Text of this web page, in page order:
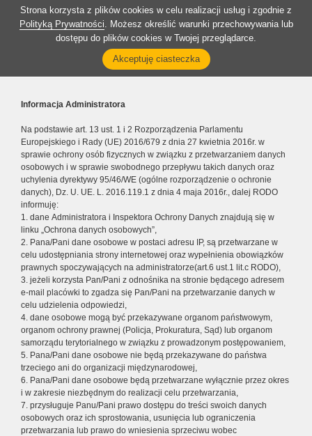
Strona korzysta z plików cookies w celu realizacji usług i zgodnie z
Polityką Prywatności. Możesz określić warunki przechowywania lub
dostępu do plików cookies w Twojej przeglądarce.
Akceptuję ciasteczka
Informacja Administratora
Na podstawie art. 13 ust. 1 i 2 Rozporządzenia Parlamentu
Europejskiego i Rady (UE) 2016/679 z dnia 27 kwietnia 2016r. w
sprawie ochrony osób fizycznych w związku z przetwarzaniem danych
osobowych i w sprawie swobodnego przepływu takich danych oraz
uchylenia dyrektywy 95/46/WE (ogólne rozporządzenie o ochronie
danych), Dz. U. UE. L. 2016.119.1 z dnia 4 maja 2016r., dalej RODO
informuję:
1. dane Administratora i Inspektora Ochrony Danych znajdują się w
linku „Ochrona danych osobowych”,
2. Pana/Pani dane osobowe w postaci adresu IP, są przetwarzane w
celu udostępniania strony internetowej oraz wypełnienia obowiązków
prawnych spoczywających na administratorze(art.6 ust.1 lit.c RODO),
3. jeżeli korzysta Pan/Pani z odnośnika na stronie będącego adresem
e-mail placówki to zgadza się Pan/Pani na przetwarzanie danych w
celu udzielenia odpowiedzi,
4. dane osobowe mogą być przekazywane organom państwowym,
organom ochrony prawnej (Policja, Prokuratura, Sąd) lub organom
samorządu terytorialnego w związku z prowadzonym postępowaniem,
5. Pana/Pani dane osobowe nie będą przekazywane do państwa
trzeciego ani do organizacji międzynarodowej,
6. Pana/Pani dane osobowe będą przetwarzane wyłącznie przez okres
i w zakresie niezbędnym do realizacji celu przetwarzania,
7. przysługuje Panu/Pani prawo dostępu do treści swoich danych
osobowych oraz ich sprostowania, usunięcia lub ograniczenia
przetwarzania lub prawo do wniesienia sprzeciwu wobec